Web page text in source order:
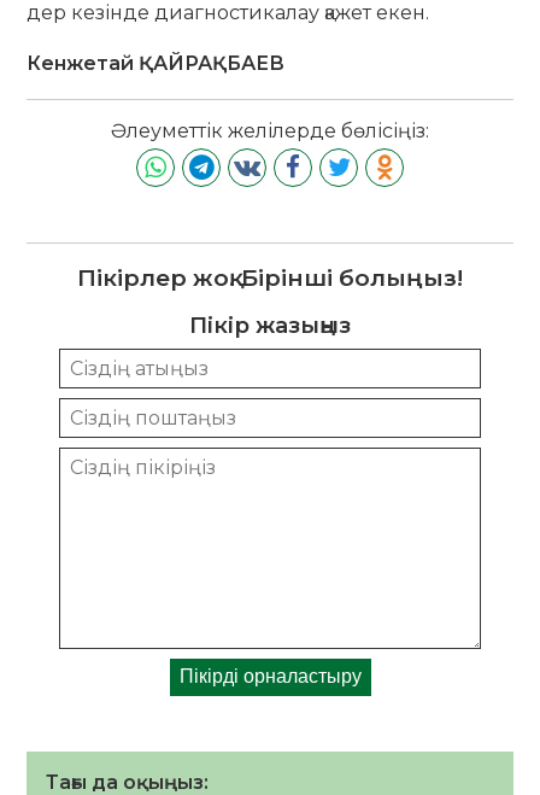
дер кезінде диаг­ностикалау қажет екен.
Кенжетай ҚАЙРАҚБАЕВ
Әлеуметтік желілерде бөлісіңіз:
Пікірлер жоқ. Бірінші болыңыз!
Пікір жазыңыз
Тағы да оқыңыз: